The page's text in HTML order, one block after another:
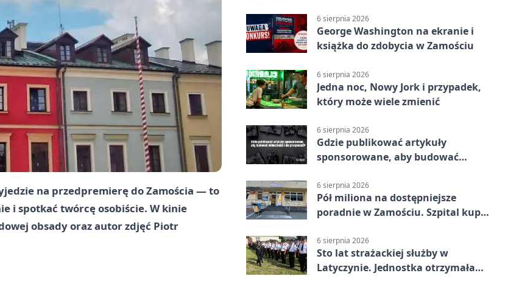
na przedpremierę do Zamościa — to
i spotkać twórcę osobiście. W kinie
obsady oraz autor zdjęć Piotr
6 sierpnia 2026
George Washington na ekranie i
książka do zdobycia w Zamościu
6 sierpnia 2026
Jedna noc, Nowy Jork i przypadek,
który może wiele zmienić
6 sierpnia 2026
Gdzie publikować artykuły
sponsorowane, aby budować
6 sierpnia 2026
Pół miliona na dostępniejsze
poradnie w Zamościu. Szpital kupi
6 sierpnia 2026
Sto lat strażackiej służby w
Latyczynie. Jednostka otrzymała